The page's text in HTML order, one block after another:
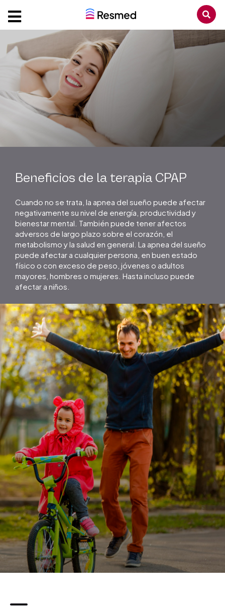
Beneficios de la terapia CPAP
Cuando no se trata, la apnea del sueño puede afectar
negativamente su nivel de energía, productividad y
bienestar mental. También puede tener afectos
adversos de largo plazo sobre el corazón, el
metabolismo y la salud en general. La apnea del sueño
puede afectar a cualquier persona, en buen estado
físico o con exceso de peso, jóvenes o adultos
mayores, hombres o mujeres. Hasta incluso puede
afectar a niños.